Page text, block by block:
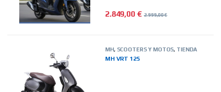
2.849,00 € 2.999,00€
MH, SCOOTERS Y MOTOS, TIENDA
MH VRT 125